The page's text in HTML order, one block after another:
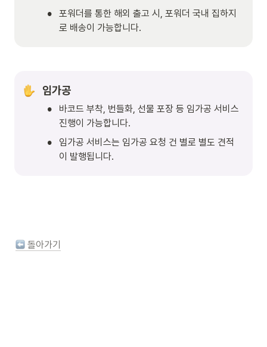
•
포워더를 통한 해외 출고 시, 포워더 국내 집하지
로 배송이 가능합니다.
임가공
•
바코드 부착, 번들화, 선물 포장 등 임가공 서비스
진행이 가능합니다.
•
임가공 서비스는 임가공 요청 건 별로 별도 견적
이 발행됩니다.
돌아가기